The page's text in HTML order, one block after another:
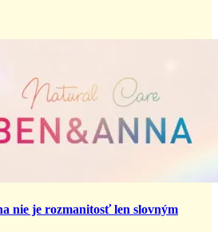
nie je rozmanitosť len slovným